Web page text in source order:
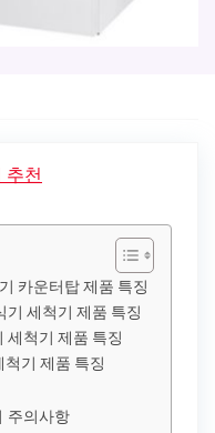
카운터탑 제품 특징
기 세척기 제품 특징
세척기 제품 특징
기 제품 특징
주의사항